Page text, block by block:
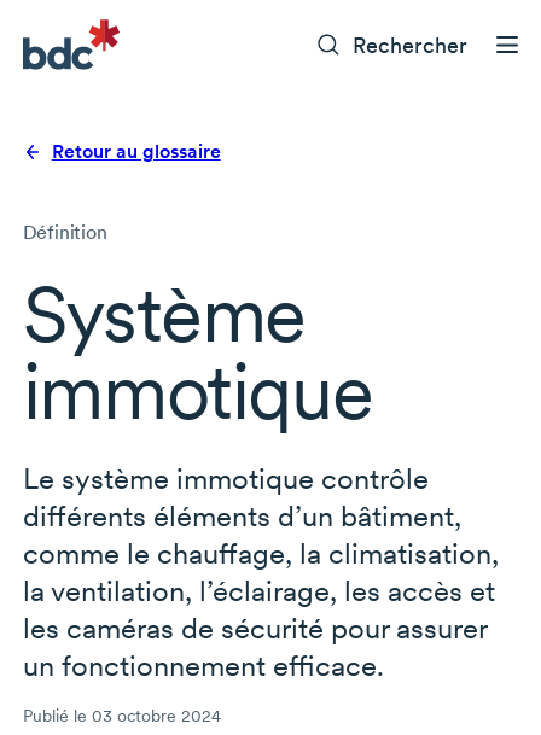
Rechercher
Retour au glossaire
Définition
Système
immotique
Le système immotique contrôle
différents éléments d’un bâtiment,
comme le chauffage, la climatisation,
la ventilation, l’éclairage, les accès et
les caméras de sécurité pour assurer
un fonctionnement efficace.
Publié le 03 octobre 2024